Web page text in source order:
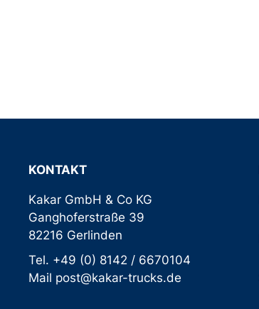
KONTAKT
Kakar GmbH & Co KG
Ganghoferstraße 39
82216 Gerlinden
Tel. +49 (0) 8142 / 6670104
Mail post@kakar-trucks.de